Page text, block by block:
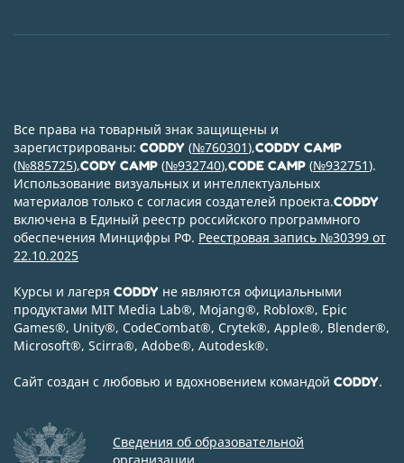
Все права на товарный знак защищены и
зарегистрированы: CODDY (№760301),CODDY CAMP
(№885725),CODY CAMP (№932740),CODE CAMP (№932751).
Использование визуальных и интеллектуальных
материалов только с согласия создателей проекта.CODDY
включена в Единый реестр российского программного
обеспечения Минцифры РФ. Реестровая запись №30399 от
22.10.2025
Курсы и лагеря CODDY не являются официальными
продуктами MIT Media Lab®, Mojang®, Roblox®, Epic
Games®, Unity®, CodeСombat®, Crytek®, Apple®, Blender®,
Microsoft®, Scirra®, Adobe®, Autodesk®.
Сайт создан с любовью и вдохновением командой CODDY.
Сведения об образовательной